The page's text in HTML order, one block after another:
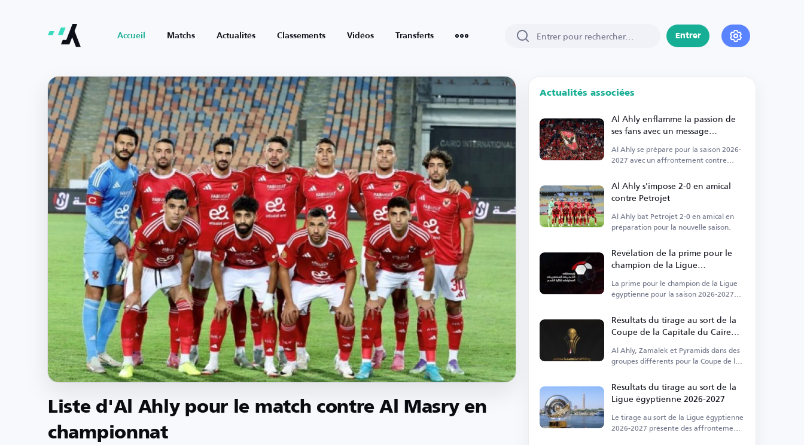
Accueil Matchs Actualités Classements Vidéos Transferts Entrer
Liste d'Al Ahly pour le match contre Al Masry en
championnat
Actualités associées
Al Ahly enflamme la passion de
ses fans avec un message
percutant avant le début de la
ligue
Al Ahly se prépare pour la saison 2026-
2027 avec un affrontement contre
Al Ahly s'impose 2-0 en amical
contre Petrojet
Al Ahly bat Petrojet 2-0 en amical en
préparation pour la nouvelle saison.
Révélation de la prime pour le
champion de la Ligue
égyptienne 2026-2027
La prime pour le champion de la Ligue
égyptienne pour la saison 2026-2027
égyptiennes.
Résultats du tirage au sort de la
Coupe de la Capitale du Caire
2026-2027
Al Ahly, Zamalek et Pyramids dans des
groupes différents pour la Coupe de la
Résultats du tirage au sort de la
Ligue égyptienne 2026-2027
Le tirage au sort de la Ligue égyptienne
2026-2027 présente des affrontements